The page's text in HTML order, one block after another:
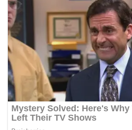
Ketua DPRD Medan
Belawan, Bahas
Potensi Ekonomi